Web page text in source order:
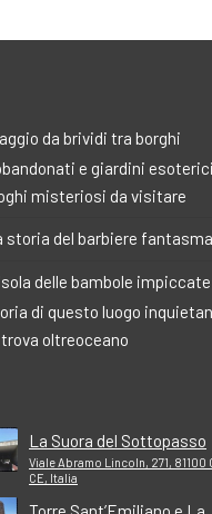
da brividi tra borghi
e giardini
misteriosi da visitare
storia del barbiere fantasma
delle bambole
di questo luogo
oltreoceano
La Suora del Sottopasso
Viale Abramo Lincoln, 271, 81100
CE, Italia